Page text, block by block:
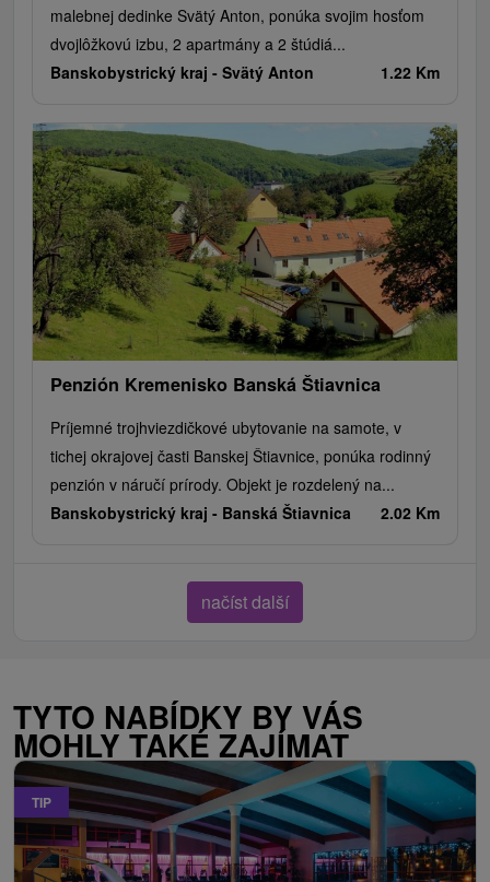
malebnej dedinke Svätý Anton, ponúka svojim hosťom
dvojlôžkovú izbu, 2 apartmány a 2 štúdiá...
Banskobystrický kraj - Svätý Anton 1.22 Km
Penzión Kremenisko Banská Štiavnica
Príjemné trojhviezdičkové ubytovanie na samote, v
tichej okrajovej časti Banskej Štiavnice, ponúka rodinný
penzión v náručí prírody. Objekt je rozdelený na...
Banskobystrický kraj - Banská Štiavnica 2.02 Km
načíst další
TYTO NABÍDKY BY VÁS
MOHLY TAKÉ ZAJÍMAT
TIP